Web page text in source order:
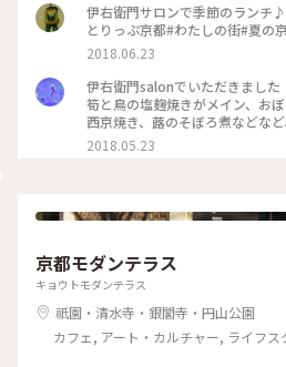
伊右衛門サロンで季節のランチ
とりっぷ京都#わたしの街#夏の
2018.06.23
伊右衛門salonでいただきました
筍と鳥の塩麹焼きがメイン、お
西京焼き、蕗のそぼろ煮などな
くいただきました( ´͈ ᵕ `͈ ) 最初に
本当に美味しくて、つい長居し
筍 #さわら #玄米茶 #京料理 #京
2018.05.23
京都モダンテラス
キョウトモダンテラス
祇園・清水寺・銀閣寺・円山公園
カフェ, アート・カルチャー, ライフス